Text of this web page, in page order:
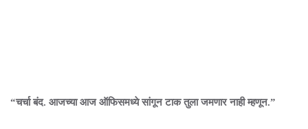
“चर्चा बंद. आजच्या आज ऑफिसमध्ये सांगून टाक तुला जमणार नाही म्हणून.”